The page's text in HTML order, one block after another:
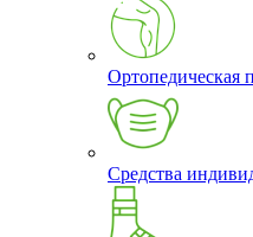
Ортопедическая
Средства